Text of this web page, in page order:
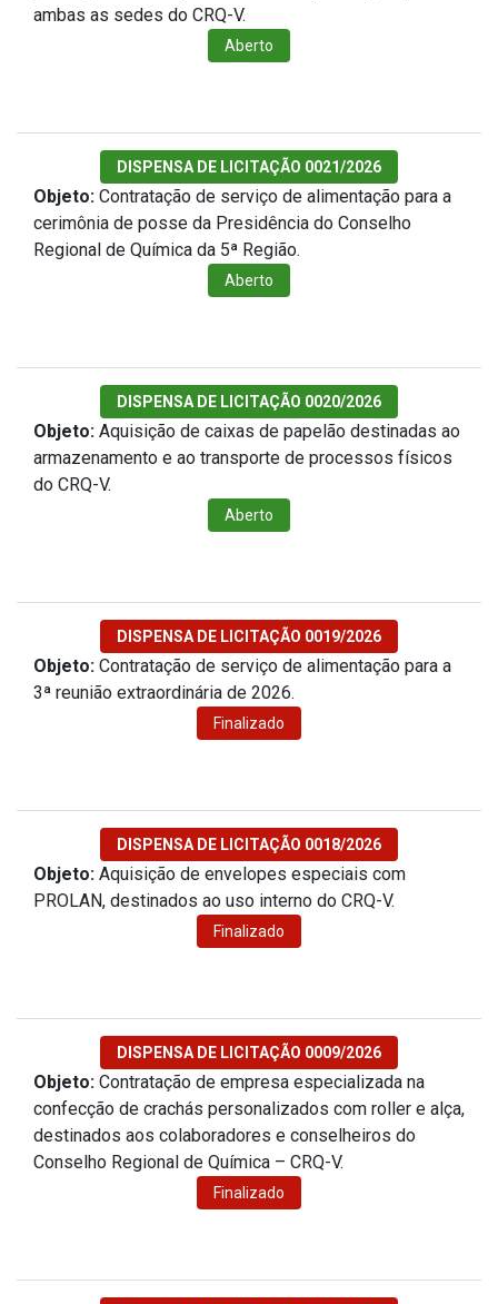
ambas as sedes do CRQ-V.
Aberto
DISPENSA DE LICITAÇÃO 0021/2026
Objeto: Contratação de serviço de alimentação para a
cerimônia de posse da Presidência do Conselho
Regional de Química da 5ª Região.
Aberto
DISPENSA DE LICITAÇÃO 0020/2026
Objeto: Aquisição de caixas de papelão destinadas ao
armazenamento e ao transporte de processos físicos
do CRQ-V.
Aberto
DISPENSA DE LICITAÇÃO 0019/2026
Objeto: Contratação de serviço de alimentação para a
3ª reunião extraordinária de 2026.
Finalizado
DISPENSA DE LICITAÇÃO 0018/2026
Objeto: Aquisição de envelopes especiais com
PROLAN, destinados ao uso interno do CRQ-V.
Finalizado
DISPENSA DE LICITAÇÃO 0009/2026
Objeto: Contratação de empresa especializada na
confecção de crachás personalizados com roller e alça,
destinados aos colaboradores e conselheiros do
Conselho Regional de Química – CRQ-V.
Finalizado